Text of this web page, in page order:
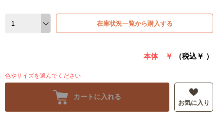
在庫状況一覧から購入する
本体 ￥ （税込￥ ）
色やサイズを選んでください
カートに入れる
お気に入り